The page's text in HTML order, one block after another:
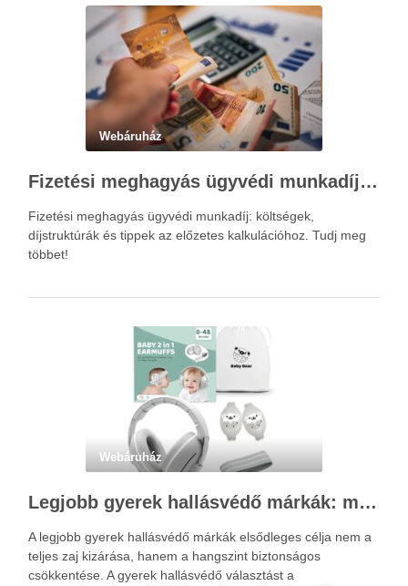
Webáruház
Fizetési meghagyás ügyvédi munkadíja: teljes költségvetési útmutató
Fizetési meghagyás ügyvédi munkadíj: költségek,
díjstruktúrák és tippek az előzetes kalkulációhoz. Tudj meg
többet!
Webáruház
Legjobb gyerek hallásvédő márkák: mire figyeljenek a szülők választáskor?
A legjobb gyerek hallásvédő márkák elsődleges célja nem a
teljes zaj kizárása, hanem a hangszint biztonságos
csökkentése. A gyerek hallásvédő választást a